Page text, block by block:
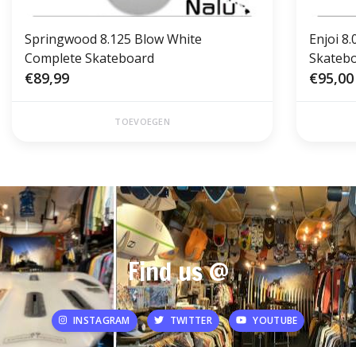
Springwood 8.125 Blow White
Complete Skateboard
€89,99
TOEVOEGEN
Enjoi
€95,00
Find us @
INSTAGRAM TWITTER YOUTUBE